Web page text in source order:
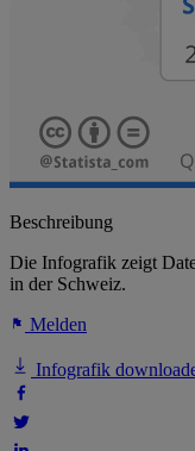
Beschreibung
Die Infografik zeigt
in der Schweiz.
Melden
Infografik